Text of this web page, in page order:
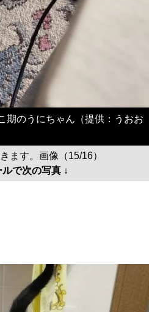
期のうにちゃん（提供：うおお
ます。画像（15/16）
ルで次の写真 ↓